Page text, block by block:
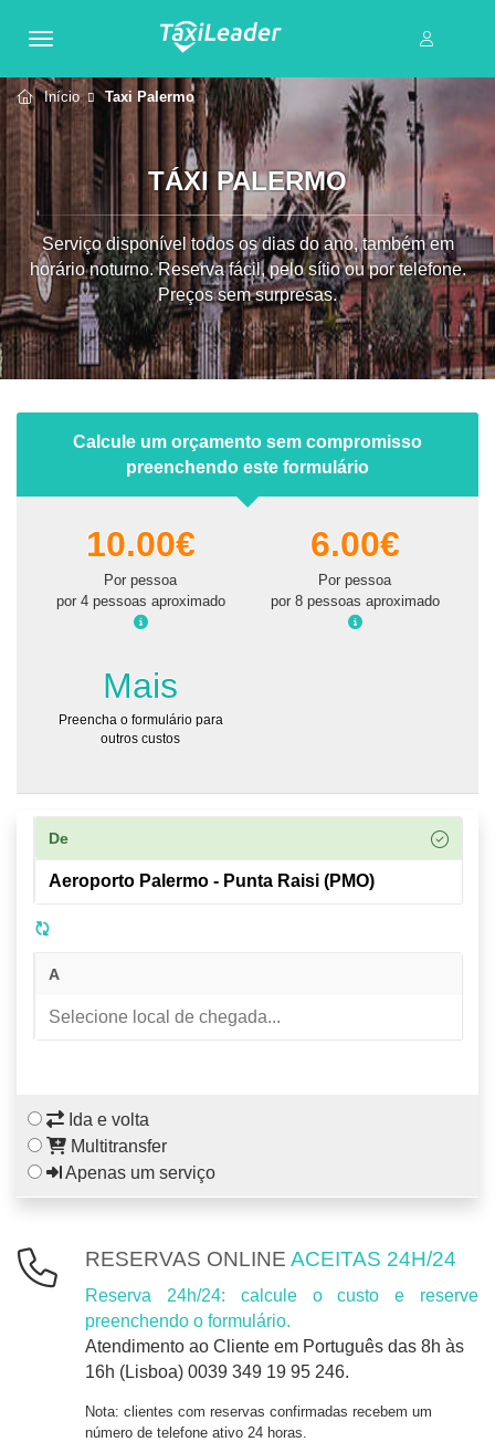
Início Taxi Palermo
TÁXI PALERMO
Serviço disponível todos os dias do ano, também em
horário noturno. Reserva fácil, pelo sítio ou por telefone.
Preços sem surpresas.
Calcule um orçamento sem compromisso
preenchendo este formulário
10.00€
Por pessoa
por 4 pessoas aproximado
6.00€
Por pessoa
por 8 pessoas aproximado
Mais
Preencha o formulário para
outros custos
De
A
Ida e volta
Multitransfer
Apenas um serviço
RESERVAS ONLINE ACEITAS 24H/24
Reserva 24h/24: calcule o custo e reserve
preenchendo o formulário.
Atendimento ao Cliente em Português das 8h às
16h (Lisboa) 0039 349 19 95 246.
Nota: clientes com reservas confirmadas recebem um
número de telefone ativo 24 horas.